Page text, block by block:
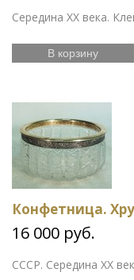
Середина XX века.
В корзину
Конфетница.
16 000 руб.
СССР. Середина XX